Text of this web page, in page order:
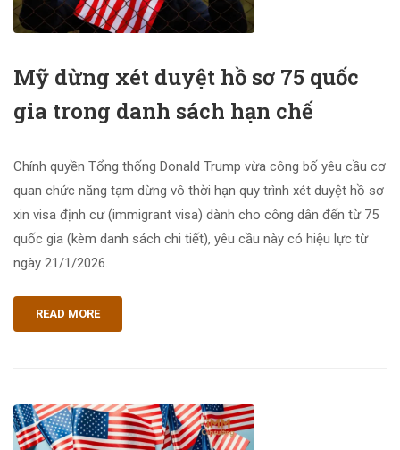
Mỹ dừng xét duyệt hồ sơ 75 quốc
gia trong danh sách hạn chế
Chính quyền Tổng thống Donald Trump vừa công bố yêu cầu cơ
quan chức năng tạm dừng vô thời hạn quy trình xét duyệt hồ sơ
xin visa định cư (immigrant visa) dành cho công dân đến từ 75
quốc gia (kèm danh sách chi tiết), yêu cầu này có hiệu lực từ
ngày 21/1/2026.
READ MORE